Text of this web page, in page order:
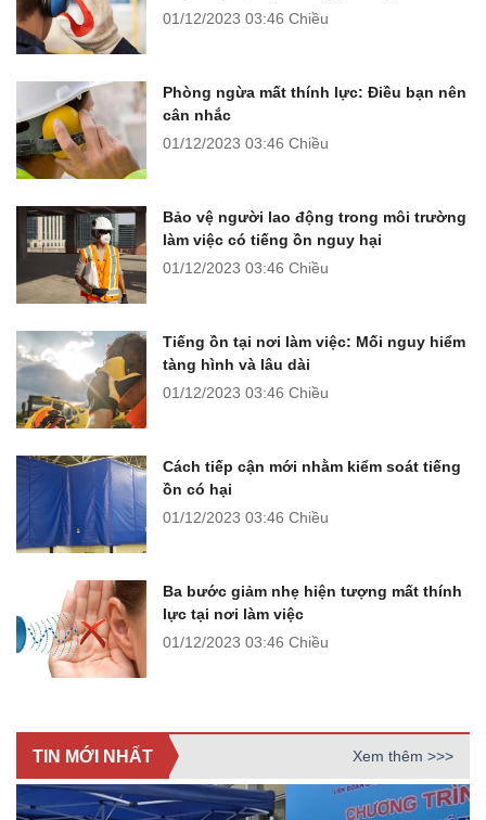
01/12/2023 03:46 Chiều
Phòng ngừa mất thính lực: Điều bạn nên
cân nhắc
01/12/2023 03:46 Chiều
Bảo vệ người lao động trong môi trường
làm việc có tiếng ồn nguy hại
01/12/2023 03:46 Chiều
Tiếng ồn tại nơi làm việc: Mối nguy hiểm
tàng hình và lâu dài
01/12/2023 03:46 Chiều
Cách tiếp cận mới nhằm kiểm soát tiếng
ồn có hại
01/12/2023 03:46 Chiều
Ba bước giảm nhẹ hiện tượng mất thính
lực tại nơi làm việc
01/12/2023 03:46 Chiều
TIN MỚI NHẤT Xem thêm >>>